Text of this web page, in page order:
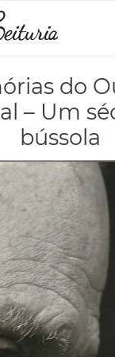
do
– Um
bússola